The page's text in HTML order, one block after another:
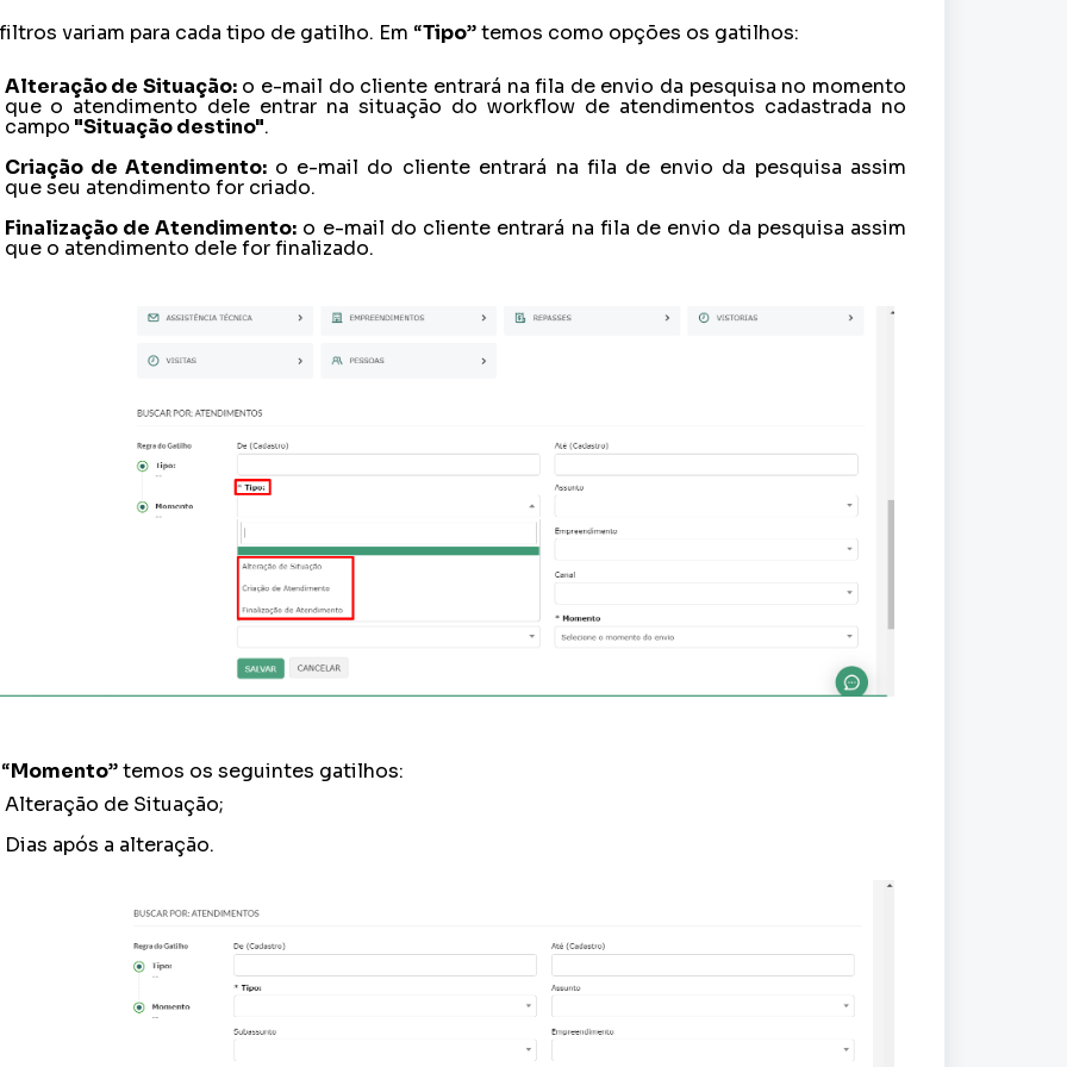
variam para cada tipo de gatilho. Em “Tipo” temos como opções os gatilhos:
Alteração de Situação:o e-mail do cliente entrará na fila de envio da pesquisa no momento
que o atendimento dele entrar na situação do workflow de atendimentos cadastrada no
campo "Situação destino".
Criação de Atendimento: o e-mail do cliente entrará na fila de envio da pesquisa assim
que seu atendimento for criado.
Finalização de Atendimento: o e-mail do cliente entrará na fila de envio da pesquisa assim
que o atendimento dele for finalizado.
Momento” temos os seguintes gatilhos:
Alteração de Situação;
Dias após a alteração.